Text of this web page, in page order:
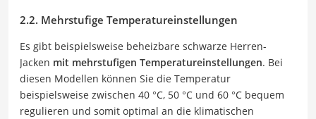
2.2. Mehrstufige Temperatureinstellungen
Es gibt beispielsweise beheizbare schwarze Herren-
Jacken mit mehrstufigen Temperatureinstellungen. Bei
diesen Modellen können Sie die Temperatur
beispielsweise zwischen 40 °C, 50 °C und 60 °C bequem
regulieren und somit optimal an die klimatischen